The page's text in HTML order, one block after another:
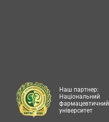
Наш партнер:
Національний
фармацевтичний
університет